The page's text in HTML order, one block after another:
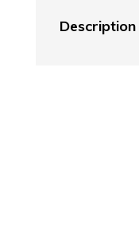
Description